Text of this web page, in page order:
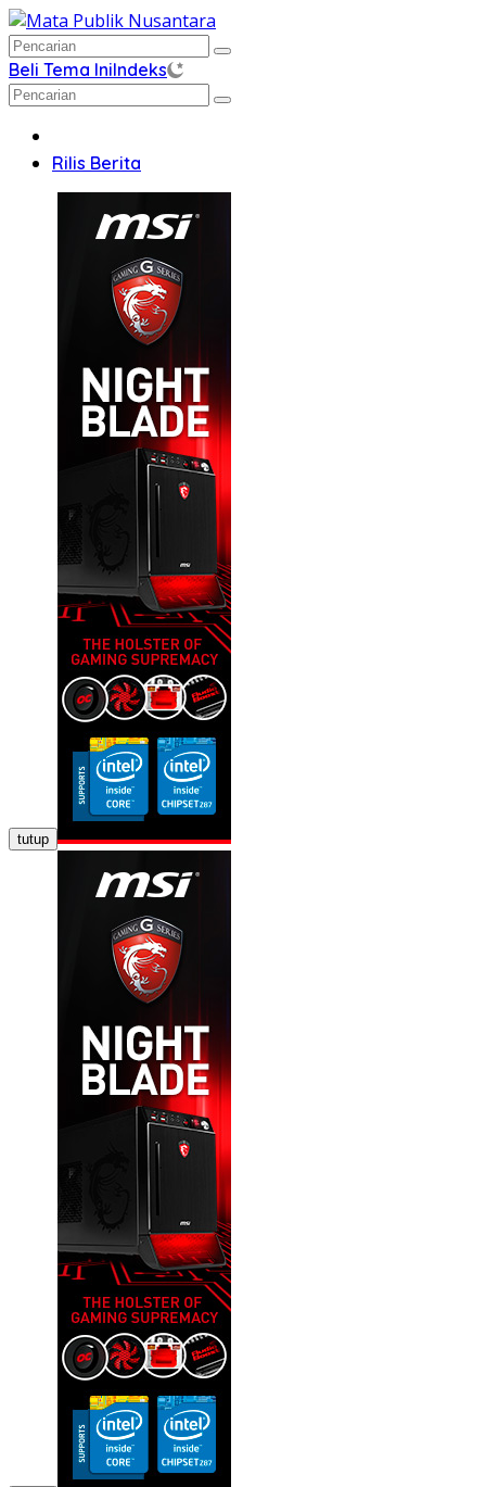
Langsung
ke
konten
Beli Tema IniIndeks
Rilis Berita
tutup